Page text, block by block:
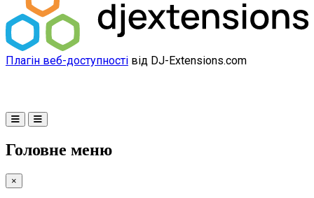
Плагін веб-доступності від DJ-Extensions.com
Головне меню
×